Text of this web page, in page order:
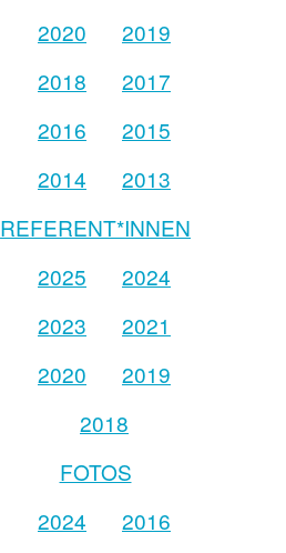
2020
2019
2018
2017
2016
2015
2014
2013
REFERENT*INNEN
2025
2024
2023
2021
2020
2019
2018
FOTOS
2024
2016